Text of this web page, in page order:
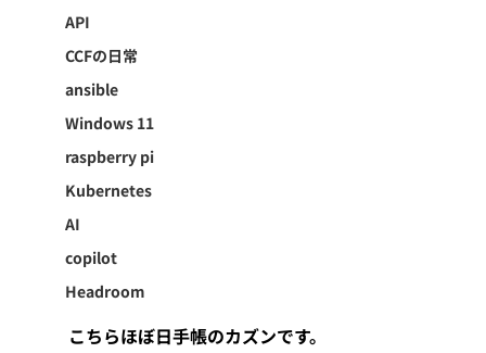
API
CCFの日常
ansible
Windows 11
raspberry pi
Kubernetes
AI
copilot
Headroom
こちらほぼ日手帳のカズンです。